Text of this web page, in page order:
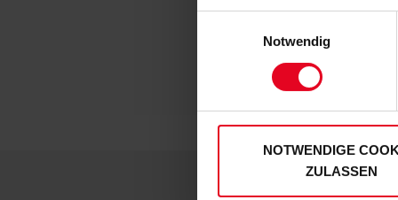
zulassen“-Button stimmen
personenbezogenen Daten
Soweit Sie „Notwendige
Notwendig
NOTWENDIGE
ZULASSEN